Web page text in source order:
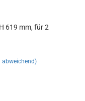
619 mm, für 2
abweichend)